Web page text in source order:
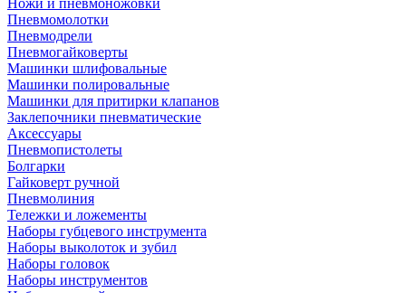
Ножи и пневмоножовки
Пневмомолотки
Пневмодрели
Пневмогайковерты
Машинки шлифовальные
Машинки полировальные
Машинки для притирки клапанов
Заклепочники пневматические
Аксессуары
Пневмопистолеты
Болгарки
Гайковерт ручной
Пневмолиния
Тележки и ложементы
Наборы губцевого инструмента
Наборы выколоток и зубил
Наборы головок
Наборы инструментов